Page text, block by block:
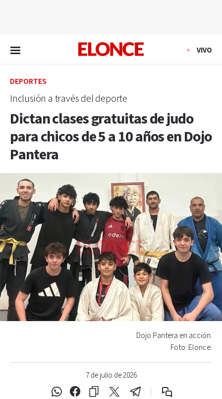
VIVO
DEPORTES
Inclusión a través del deporte
Dictan clases gratuitas de judo
para chicos de 5 a 10 años en Dojo
Pantera
7 de julio de 2026
Dojo Pantera en acción.
Foto: Elonce.